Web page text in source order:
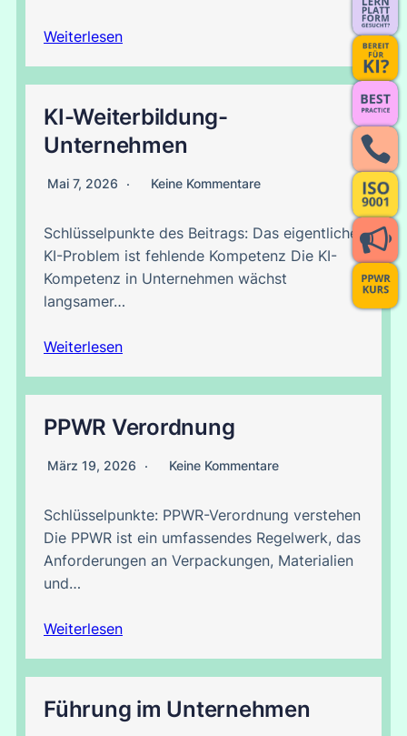
Weiterlesen
KI-Weiterbildung-
Unternehmen
Mai 7, 2026 Keine Kommentare
Schlüsselpunkte des Beitrags: Das eigentliche
KI-Problem ist fehlende Kompetenz Die KI-
Kompetenz in Unternehmen wächst
langsamer…
Weiterlesen
PPWR Verordnung
März 19, 2026 Keine Kommentare
Schlüsselpunkte: PPWR-Verordnung verstehen
Die PPWR ist ein umfassendes Regelwerk, das
Anforderungen an Verpackungen, Materialien
und…
Weiterlesen
Führung im Unternehmen